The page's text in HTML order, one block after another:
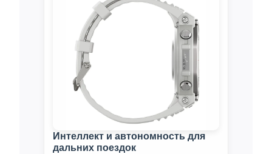
Интеллект и автономность для
дальних поездок